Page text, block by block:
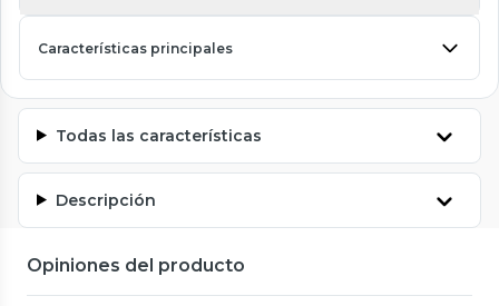
Características principales
Todas las características
Descripción
Opiniones del producto